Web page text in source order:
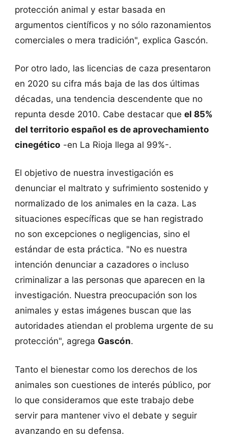
protección animal y estar basada en
argumentos científicos y no sólo razonamientos
comerciales o mera tradición", explica Gascón.
Por otro lado, las licencias de caza presentaron
en 2020 su cifra más baja de las dos últimas
décadas, una tendencia descendente que no
repunta desde 2010. Cabe destacar que el 85%
del territorio español es de aprovechamiento
cinegético -en La Rioja llega al 99%-.
El objetivo de nuestra investigación es
denunciar el maltrato y sufrimiento sostenido y
normalizado de los animales en la caza. Las
situaciones específicas que se han registrado
no son excepciones o negligencias, sino el
estándar de esta práctica. "No es nuestra
intención denunciar a cazadores o incluso
criminalizar a las personas que aparecen en la
investigación. Nuestra preocupación son los
animales y estas imágenes buscan que las
autoridades atiendan el problema urgente de su
protección", agrega Gascón.
Tanto el bienestar como los derechos de los
animales son cuestiones de interés público, por
lo que consideramos que este trabajo debe
servir para mantener vivo el debate y seguir
avanzando en su defensa.